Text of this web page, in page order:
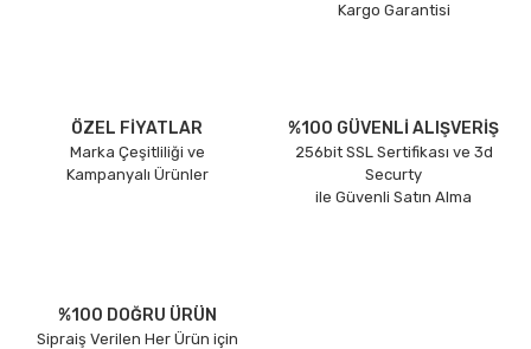
Kargo Garantisi
ÖZEL FİYATLAR
Marka Çeşitliliği ve
Kampanyalı Ürünler
%100 GÜVENLİ ALIŞVERİŞ
256bit SSL Sertifikası ve 3d
Securty
ile Güvenli Satın Alma
%100 DOĞRU ÜRÜN
Sipraiş Verilen Her Ürün için